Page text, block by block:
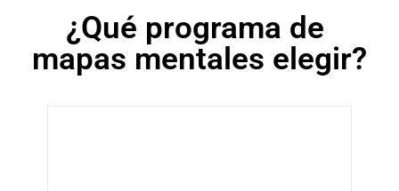
¿Qué programa de
mapas mentales elegir?